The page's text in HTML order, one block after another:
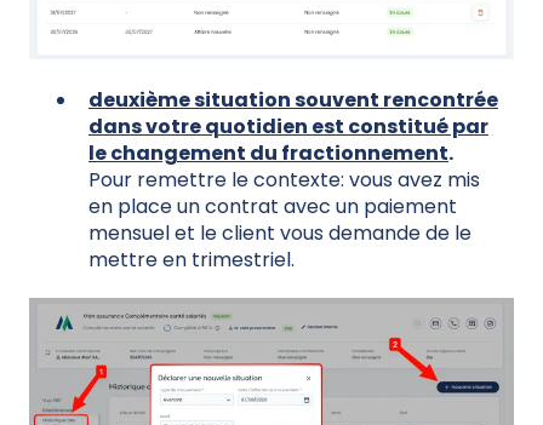
deuxième situation souvent rencontrée
dans votre quotidien est constitué par
le changement du fractionnement.
Pour remettre le contexte: vous avez mis
en place un contrat avec un paiement
mensuel et le client vous demande de le
mettre en trimestriel.